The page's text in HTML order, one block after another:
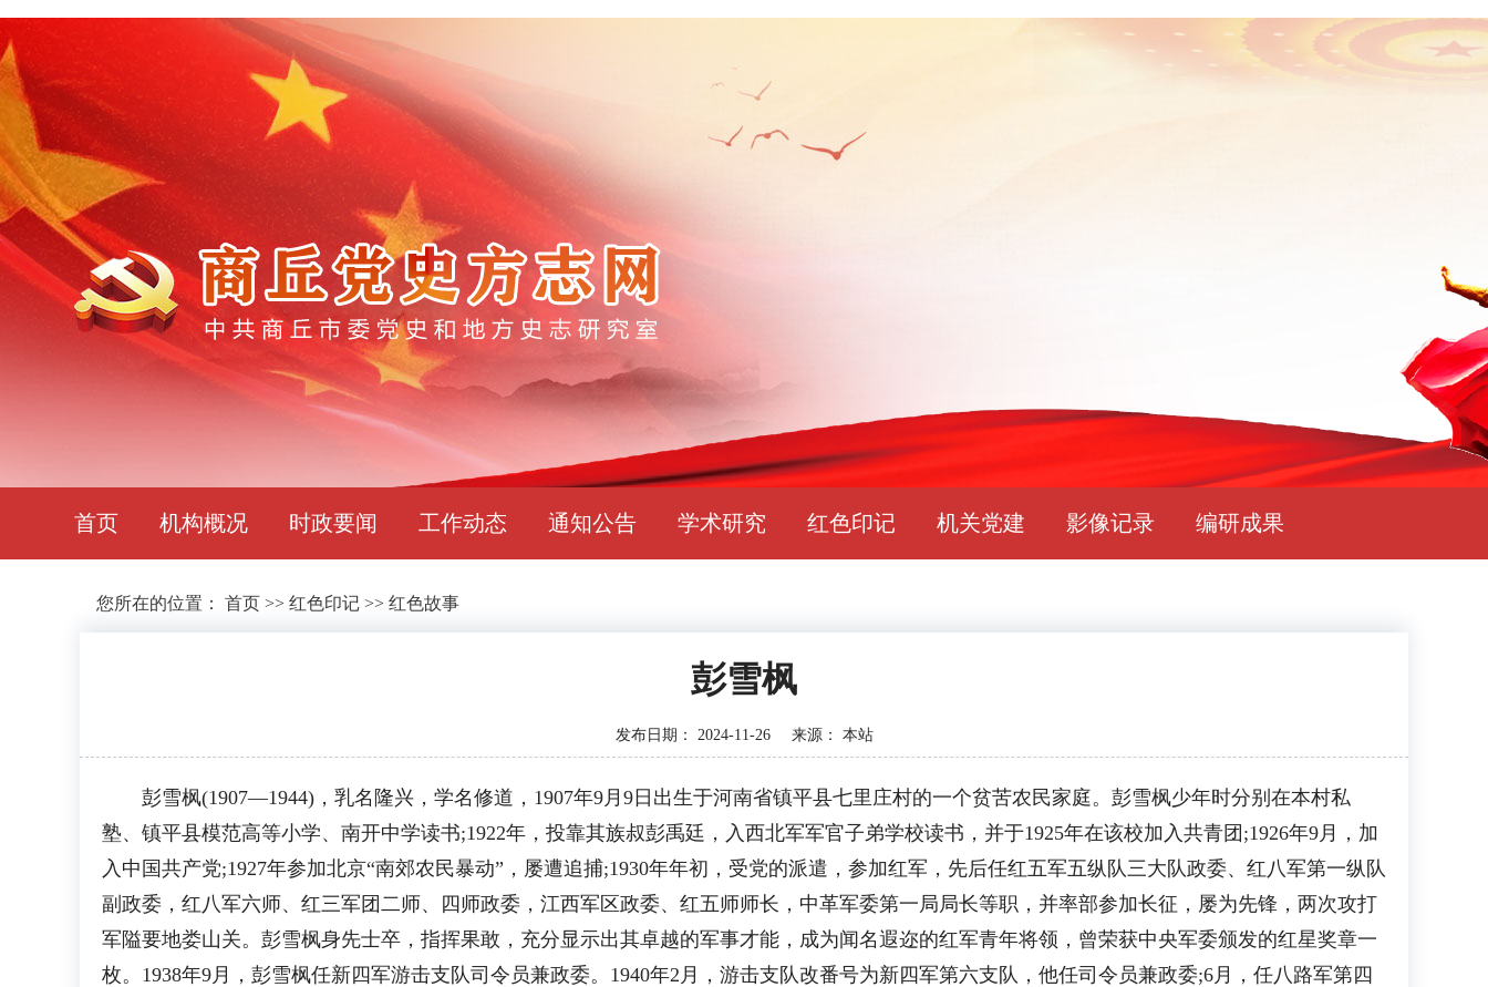
首页 机构概况 时政要闻 工作动态 通知公告 学术研究 红色印记 机关党建 影像记录 编研成果
您所在的位置： 首页 >> 红色印记 >> 红色故事
彭雪枫
发布日期： 2024-11-26 来源： 本站
彭雪枫(1907—1944)，乳名隆兴，学名修道，1907年9月9日出生于河南省镇平县七里庄村的一个贫苦农民家庭。彭雪枫少年时分别在本村私
塾、镇平县模范高等小学、南开中学读书;1922年，投靠其族叔彭禹廷，入西北军军官子弟学校读书，并于1925年在该校加入共青团;1926年9月，加
入中国共产党;1927年参加北京“南郊农民暴动”，屡遭追捕;1930年年初，受党的派遣，参加红军，先后任红五军五纵队三大队政委、红八军第一纵队
副政委，红八军六师、红三军团二师、四师政委，江西军区政委、红五师师长，中革军委第一局局长等职，并率部参加长征，屡为先锋，两次攻打
军隘要地娄山关。彭雪枫身先士卒，指挥果敢，充分显示出其卓越的军事才能，成为闻名遐迩的红军青年将领，曾荣获中央军委颁发的红星奖章一
枚。1938年9月，彭雪枫任新四军游击支队司令员兼政委。1940年2月，游击支队改番号为新四军第六支队，他任司令员兼政委;6月，任八路军第四